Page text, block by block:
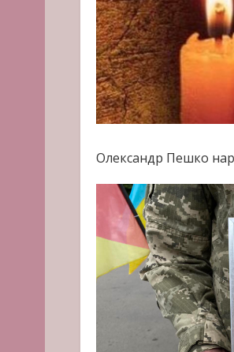
Олександр Пешко